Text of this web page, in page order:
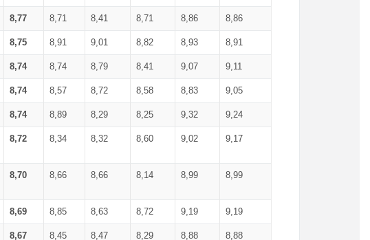
8,77 8,71 8,41 8,71 8,86 8,86
8,75 8,91 9,01 8,82 8,93 8,91
8,74 8,74 8,79 8,41 9,07 9,11
8,74 8,57 8,72 8,58 8,83 9,05
8,74 8,89 8,29 8,25 9,32 9,24
8,72 8,34 8,32 8,60 9,02 9,17
8,70 8,66 8,66 8,14 8,99 8,99
8,69 8,85 8,63 8,72 9,19 9,19
8,67 8,45 8,47 8,29 8,88 8,88